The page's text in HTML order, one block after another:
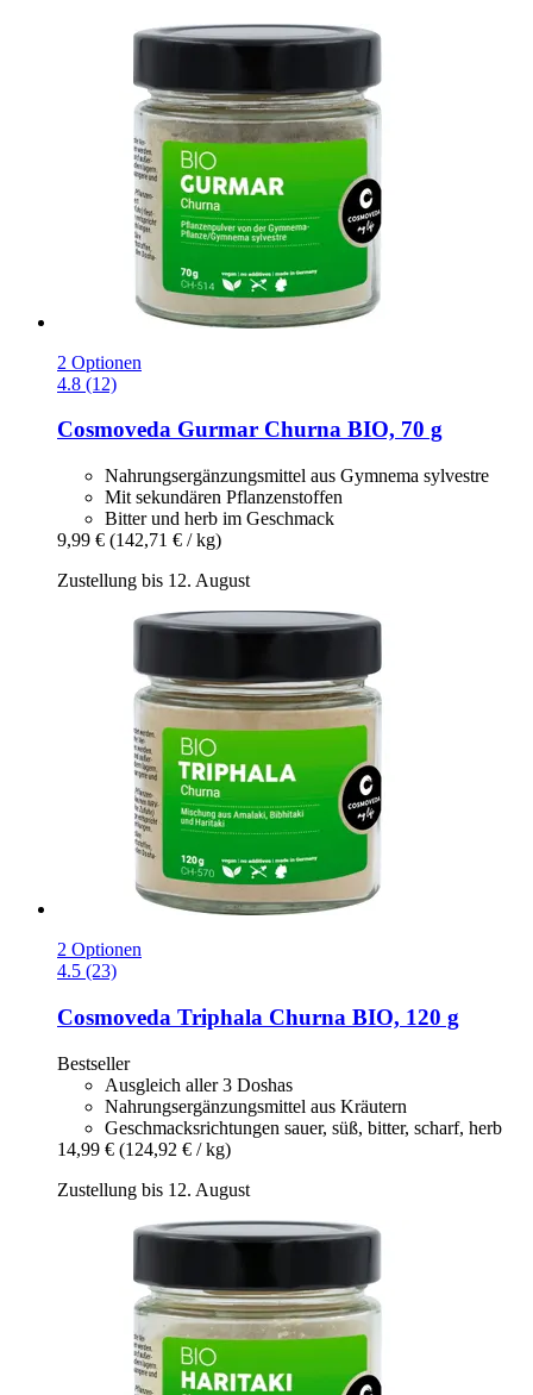
2 Optionen
4.8 (12)
Cosmoveda Gurmar Churna BIO, 70 g
Nahrungsergänzungsmittel aus Gymnema sylvestre
Mit sekundären Pflanzenstoffen
Bitter und herb im Geschmack
9,99 € (142,71 € / kg)
Zustellung bis 12. August
2 Optionen
4.5 (23)
Cosmoveda Triphala Churna BIO, 120 g
Bestseller
Ausgleich aller 3 Doshas
Nahrungsergänzungsmittel aus Kräutern
Geschmacksrichtungen sauer, süß, bitter, scharf, herb
14,99 € (124,92 € / kg)
Zustellung bis 12. August